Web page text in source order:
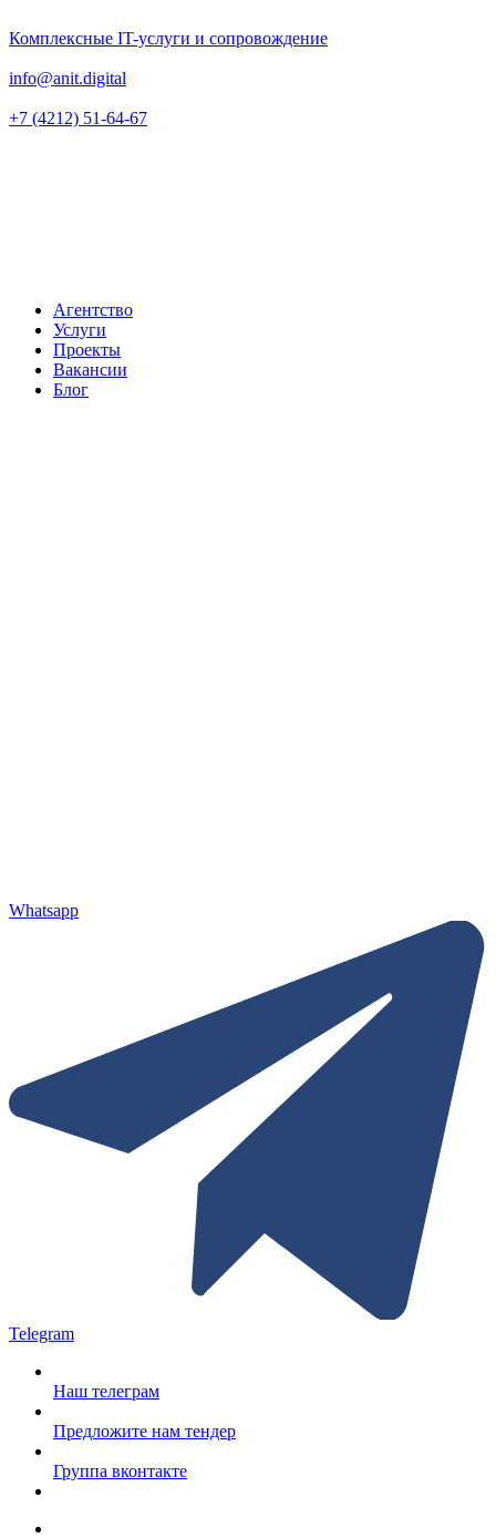
Комплексные IT-услуги и сопровождение
info@anit.digital
+7 (4212) 51-64-67
Агентство
Услуги
Проекты
Вакансии
Блог
Whatsapp
Telegram
Наш телеграм
Предложите нам тендер
Группа вконтакте